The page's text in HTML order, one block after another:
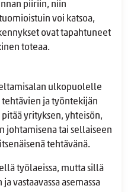
piiriin, niin
voi katsoa,
ovat tapahtuneet
toteaa.
ulkopuolelle
ja työntekijän
yrityksen, yhteisön,
johtamisena tai sellaiseen
tehtävänä.
työlaeissa, mutta sillä
vastaavassa asemassa